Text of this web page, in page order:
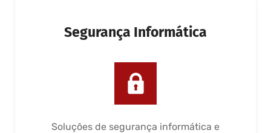
Segurança Informática
Soluções de segurança informática e